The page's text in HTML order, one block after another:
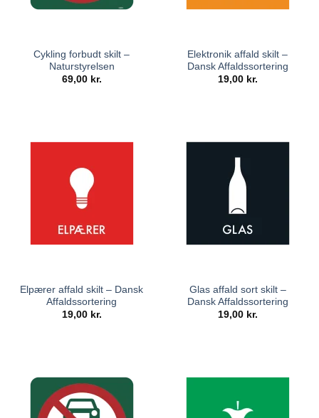
Cykling forbudt skilt –
Naturstyrelsen
69,00 kr.
Elektronik affald skilt –
Dansk Affaldssortering
19,00 kr.
Elpærer affald skilt – Dansk
Affaldssortering
19,00 kr.
Glas affald sort skilt –
Dansk Affaldssortering
19,00 kr.